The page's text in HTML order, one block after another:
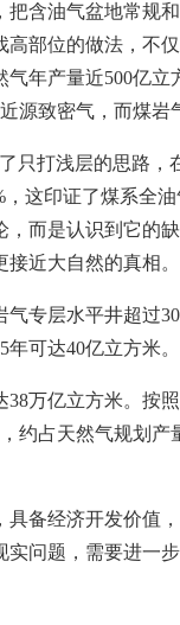
含油气盆地常规
部位的做法，不
年产量近500亿
源致密气，而煤
打浅层的思路，
这印证了煤系全
而是认识到它的
近大自然的真相。
专层水平井超过
可达40亿立方米。
万亿立方米。按照
约占天然气规划
备经济开发价值，
问题，需要进一